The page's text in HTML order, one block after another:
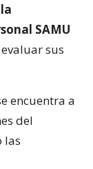
SAMU
sus
encuentra a
del
las